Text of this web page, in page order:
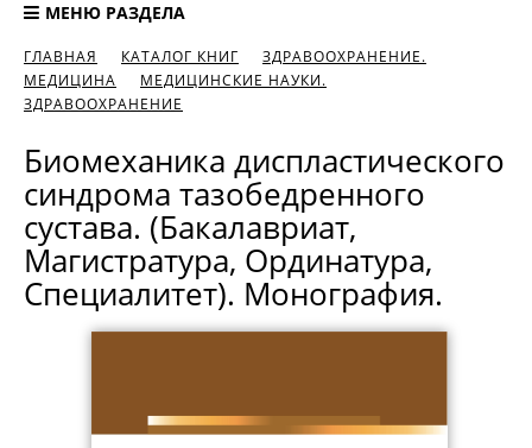
МЕНЮ РАЗДЕЛА
ГЛАВНАЯ КАТАЛОГ КНИГ
ЗДРАВООХРАНЕНИЕ.
МЕДИЦИНА
МЕДИЦИНСКИЕ НАУКИ.
ЗДРАВООХРАНЕНИЕ
Биомеханика диспластического
синдрома тазобедренного
сустава. (Бакалавриат,
Магистратура, Ординатура,
Специалитет). Монография.